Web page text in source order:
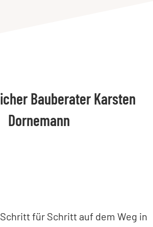
Bauberater Karsten
Dornemann
für Schritt auf dem Weg in